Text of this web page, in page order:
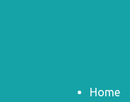
Home